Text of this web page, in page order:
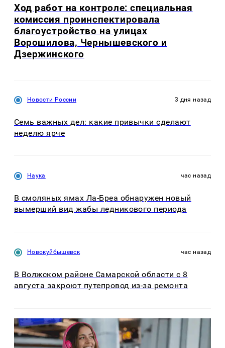
Ход работ на контроле: специальная
комиссия проинспектировала
благоустройство на улицах
Ворошилова, Чернышевского и
Дзержинского
Новости России 3 дня назад
Семь важных дел: какие привычки сделают
неделю ярче
Наука час назад
В смоляных ямах Ла-Бреа обнаружен новый
вымерший вид жабы ледникового периода
Новокуйбышевск час назад
В Волжском районе Самарской области с 8
августа закроют путепровод из-за ремонта